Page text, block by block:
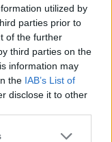
utilized by
parties prior to
of the further
third parties on the
information may
the IAB’s List of
disclose it to other
or more Google
től,